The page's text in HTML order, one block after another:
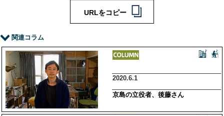
URLをコピー
関連コラム
2020.6.1
京島の立役者、後藤さん